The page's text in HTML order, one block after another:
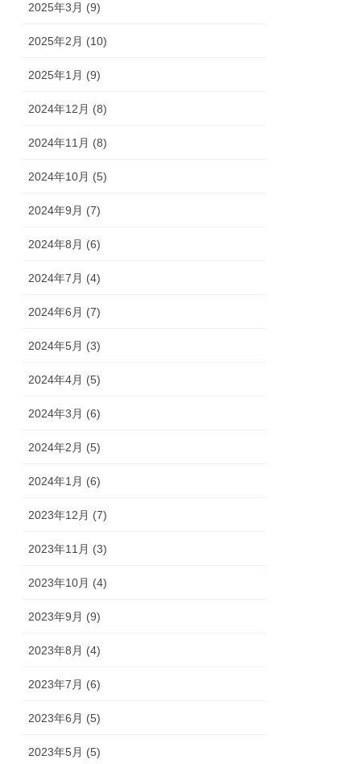
2025年3月 (9)
2025年2月 (10)
2025年1月 (9)
2024年12月 (8)
2024年11月 (8)
2024年10月 (5)
2024年9月 (7)
2024年8月 (6)
2024年7月 (4)
2024年6月 (7)
2024年5月 (3)
2024年4月 (5)
2024年3月 (6)
2024年2月 (5)
2024年1月 (6)
2023年12月 (7)
2023年11月 (3)
2023年10月 (4)
2023年9月 (9)
2023年8月 (4)
2023年7月 (6)
2023年6月 (5)
2023年5月 (5)